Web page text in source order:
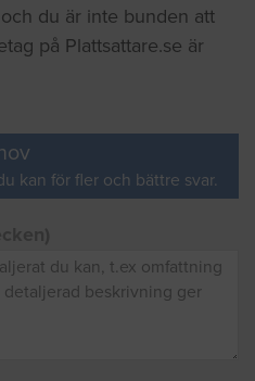
du är inte bunden att
på Plattsattare.se är
kan för fler och bättre svar.